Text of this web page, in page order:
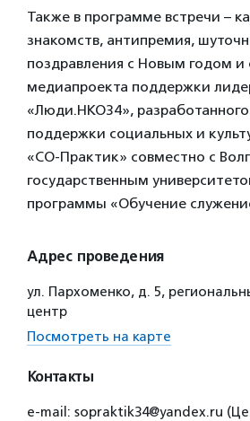
Также в программе встречи –
знакомств, антипремия,
поздравления с Новым годом и
медиапроекта поддержки
«Люди.НКО34»,
поддержки социальных и
«СО-Практик» совместно с
государственным
программы «Обучение
Адрес проведения
ул. Пархоменко, д. 5,
центр
Посмотреть на карте
Контакты
e-mail: sopraktik34@yandex.ru